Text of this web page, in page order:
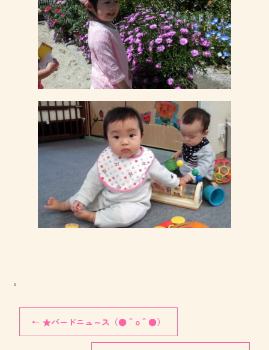
。
← ★バードニュ～ス（●＾o＾●）